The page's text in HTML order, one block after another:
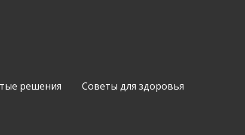
решения Советы для здоровья